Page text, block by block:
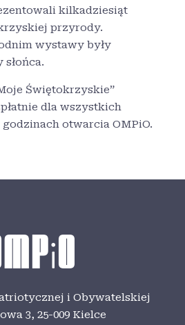
kilkadziesiąt
przyrody.
wystawy były
Świętokrzyskie”
dla wszystkich
otwarcia OMPiO.
i Obywatelskiej
3,25-009 Kielce